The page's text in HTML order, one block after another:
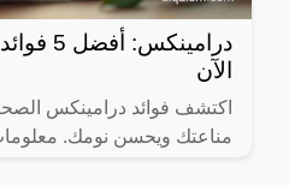
الآن
اكتشف فوائد درامينكس
مناعتك ويحسن نومك.